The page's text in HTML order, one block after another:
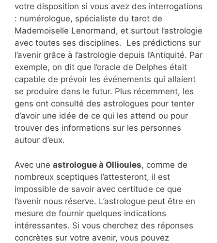
votre disposition si vous avez des interrogations
: numérologue, spécialiste du tarot de
Mademoiselle Lenormand, et surtout l’astrologie
avec toutes ses disciplines. Les prédictions sur
l’avenir grâce à l’astrologie depuis l’Antiquité. Par
exemple, on dit que l’oracle de Delphes était
capable de prévoir les événements qui allaient
se produire dans le futur. Plus récemment, les
gens ont consulté des astrologues pour tenter
d’avoir une idée de ce qui les attend ou pour
trouver des informations sur les personnes
autour d’eux.
Avec une astrologue à Ollioules, comme de
nombreux sceptiques l’attesteront, il est
impossible de savoir avec certitude ce que
l’avenir nous réserve. L’astrologue peut être en
mesure de fournir quelques indications
intéressantes. Si vous cherchez des réponses
concrètes sur votre avenir, vous pouvez